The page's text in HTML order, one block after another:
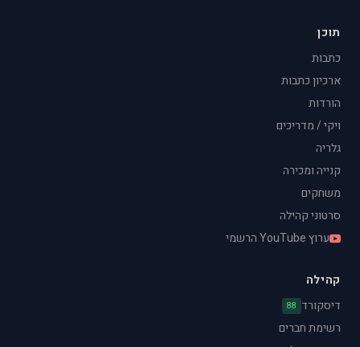
תוכן
כתבות
ארכיון כתבות
הורדות
ויקי / מדריכים
גלריה
קנייה ומכירה
משחקים
סרטוני קהילה
ערוץ YouTube הרשמי
קהילה
דיסקורד 88
רשימת חברים